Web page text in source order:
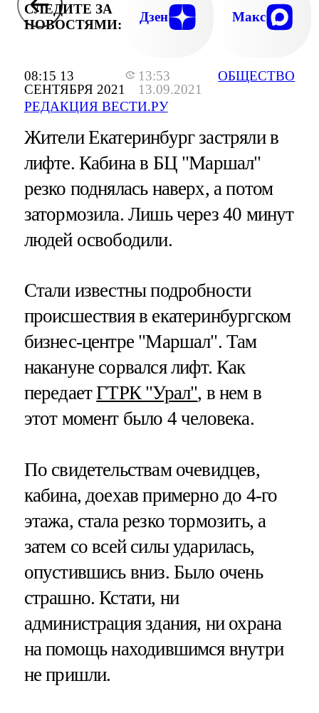
08:15 13
СЕНТЯБРЯ 2021
13:53
13.09.2021
РЕДАКЦИЯ ВЕСТИ.РУ
ОБЩЕСТВО
СЛЕДИТЕ ЗА
НОВОСТЯМИ:
Дзен Макс
Жители Екатеринбург застряли в
лифте. Кабина в БЦ "Маршал"
резко поднялась наверх, а потом
затормозила. Лишь через 40 минут
людей освободили.
Стали известны подробности
происшествия в екатеринбургском
бизнес-центре "Маршал". Там
накануне сорвался лифт. Как
передаетГТРК "Урал", в нем в
этот момент было 4 человека.
По свидетельствам очевидцев,
кабина, доехав примерно до 4-го
этажа, стала резко тормозить, а
затем со всей силы ударилась,
опустившись вниз. Было очень
страшно. Кстати, ни
администрация здания, ни охрана
на помощь находившимся внутри
не пришли.